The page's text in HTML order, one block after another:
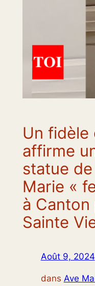
Un fidèle
affirme
statue
Marie «
à
Sainte
Août 9, 2024
dans Ave